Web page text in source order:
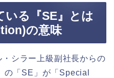
いる『SE』とは
の意味
シラー上級副社長からの
「SE」が「Special